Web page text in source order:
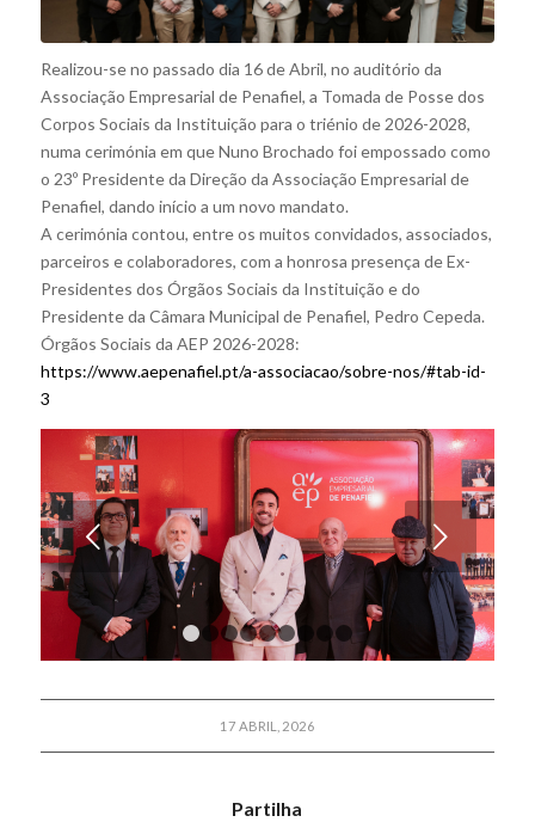
Realizou-se no passado dia 16 de Abril, no auditório da
Associação Empresarial de Penafiel, a Tomada de Posse dos
Corpos Sociais da Instituição para o triénio de 2026-2028,
numa cerimónia em que Nuno Brochado foi empossado como
o 23º Presidente da Direção da Associação Empresarial de
Penafiel, dando início a um novo mandato.
A cerimónia contou, entre os muitos convidados, associados,
parceiros e colaboradores, com a honrosa presença de Ex-
Presidentes dos Órgãos Sociais da Instituição e do
Presidente da Câmara Municipal de Penafiel, Pedro Cepeda.
Órgãos Sociais da AEP 2026-2028:
https://www.aepenafiel.pt/a-associacao/sobre-nos/#tab-id-
3
Próximo
2 3 4 8 9
17 ABRIL, 2026
Partilha